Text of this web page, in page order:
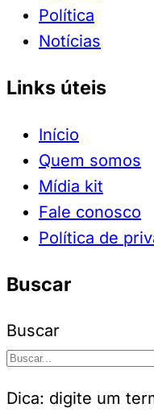
Política
Notícias
Links úteis
Início
Quem somos
Mídia kit
Fale conosco
Política de
Buscar
Buscar
Dica: digite um